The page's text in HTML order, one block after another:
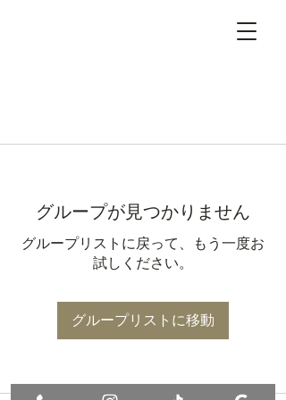
グループが見つかりません
グループリストに戻って、もう一度お
試しください。
グループリストに移動